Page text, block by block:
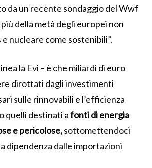
da un recente sondaggio del Wwf
della metà degli europei non
nucleare come sostenibili”.
la Evi – è che miliardi di euro
dirottati dagli investimenti
sulle rinnovabili e l’efficienza
quelli destinati afonti di energia
e pericolose,sottomettendoci
dipendenza dalle importazioni